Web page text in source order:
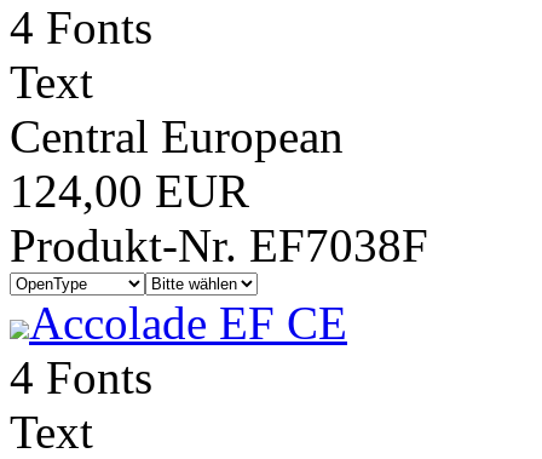
4 Fonts
Text
Central European
124,00 EUR
Produkt-Nr. EF7038F
Accolade EF CE
4 Fonts
Text